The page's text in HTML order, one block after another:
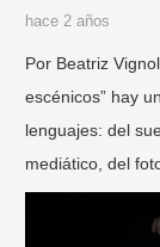
hace 2 años
Por Beatriz
escénicos” hay
lenguajes: del
mediático, del